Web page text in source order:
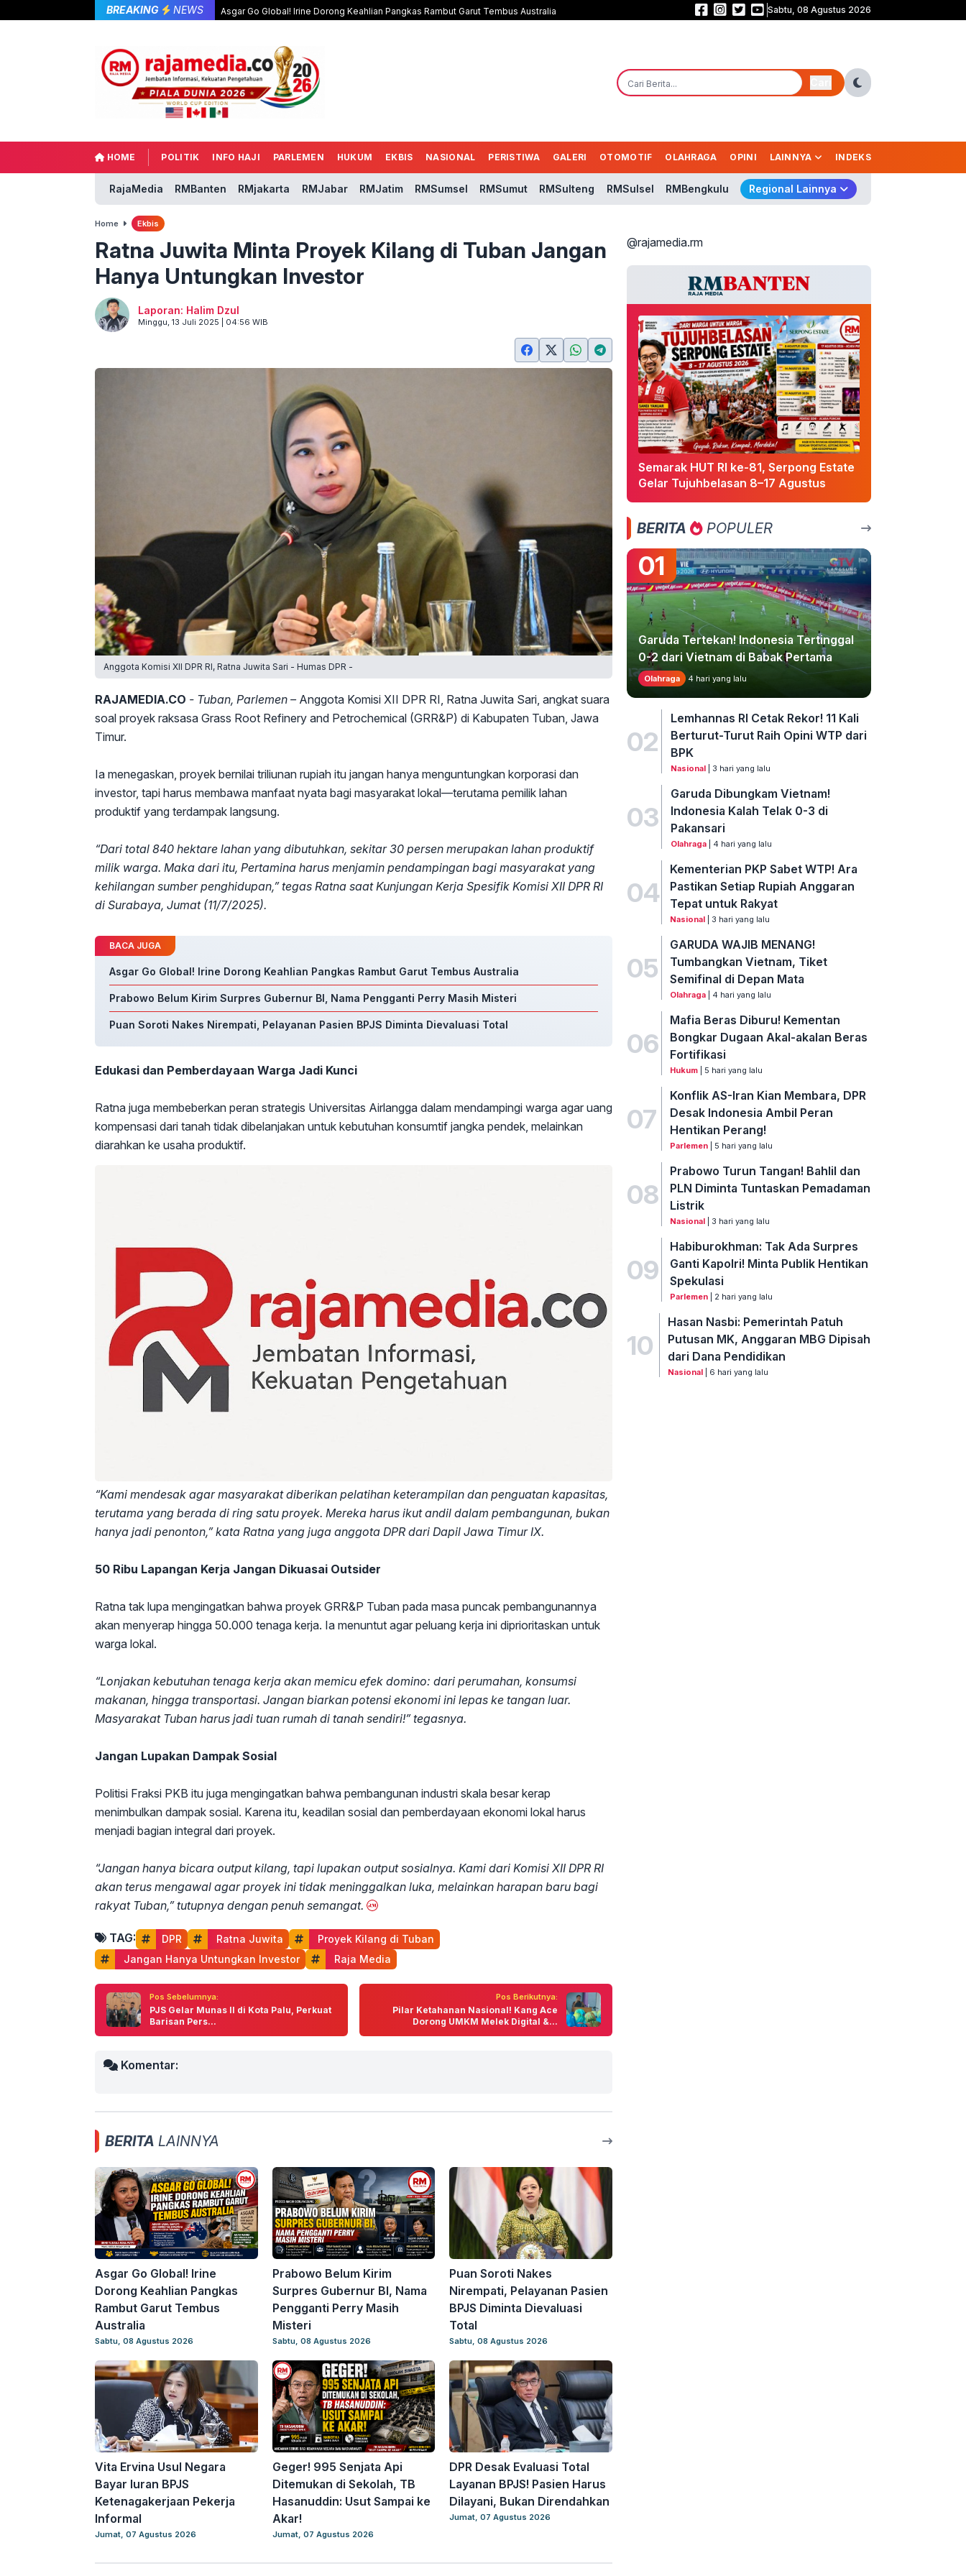
BREAKING NEWS Asgar Go Global! Irine Dorong Keahlian Pangkas Rambut Garut Tembus Australia Prabowo Belum Kirim Surpres Gubernur BI, Nama Pengganti Perry Masih
Sabtu, 08 Agustus 2026
HOME POLITIK INFO HAJI PARLEMEN HUKUM EKBIS NASIONAL PERISTIWA GALERI OTOMOTIF OLAHRAGA OPINI LAINNYA INDEKS
RajaMedia RMBanten RMjakarta RMJabar RMJatim RMSumsel RMSumut RMSulteng RMSulsel RMBengkulu Regional Lainnya
Home Ekbis
Ratna Juwita Minta Proyek Kilang di Tuban Jangan
Hanya Untungkan Investor
Laporan: Halim Dzul
Minggu, 13 Juli 2025 | 04:56 WIB
Anggota Komisi XII DPR RI, Ratna Juwita Sari - Humas DPR -
RAJAMEDIA.CO - Tuban, Parlemen –Anggota Komisi XII DPR RI, Ratna Juwita Sari, angkat suara
soal proyek raksasa Grass Root Refinery and Petrochemical (GRR&P) di Kabupaten Tuban, Jawa
Timur.
Ia menegaskan, proyek bernilai triliunan rupiah itu jangan hanya menguntungkan korporasi dan
investor, tapi harus membawa manfaat nyata bagi masyarakat lokal—terutama pemilik lahan
produktif yang terdampak langsung.
“Dari total 840 hektare lahan yang dibutuhkan, sekitar 30 persen merupakan lahan produktif
milik warga. Maka dari itu, Pertamina harus menjamin pendampingan bagi masyarakat yang
kehilangan sumber penghidupan,” tegas Ratna saat Kunjungan Kerja Spesifik Komisi XII DPR RI
di Surabaya, Jumat (11/7/2025).
BACA JUGA
Asgar Go Global! Irine Dorong Keahlian Pangkas Rambut Garut Tembus Australia
Prabowo Belum Kirim Surpres Gubernur BI, Nama Pengganti Perry Masih Misteri
Puan Soroti Nakes Nirempati, Pelayanan Pasien BPJS Diminta Dievaluasi Total
Edukasi dan Pemberdayaan Warga Jadi Kunci
Ratna juga membeberkan peran strategis Universitas Airlangga dalam mendampingi warga agar uang
kompensasi dari tanah tidak dibelanjakan untuk kebutuhan konsumtif jangka pendek, melainkan
diarahkan ke usaha produktif.
“Kami mendesak agar masyarakat diberikan pelatihan keterampilan dan penguatan kapasitas,
terutama yang berada di ring satu proyek. Mereka harus ikut andil dalam pembangunan, bukan
hanya jadi penonton,” kata Ratna yang juga anggota DPR dari Dapil Jawa Timur IX.
50 Ribu Lapangan Kerja Jangan Dikuasai Outsider
Ratna tak lupa mengingatkan bahwa proyek GRR&P Tuban pada masa puncak pembangunannya
akan menyerap hingga 50.000 tenaga kerja. Ia menuntut agar peluang kerja ini diprioritaskan untuk
warga lokal.
“Lonjakan kebutuhan tenaga kerja akan memicu efek domino: dari perumahan, konsumsi
makanan, hingga transportasi. Jangan biarkan potensi ekonomi ini lepas ke tangan luar.
Masyarakat Tuban harus jadi tuan rumah di tanah sendiri!” tegasnya.
Jangan Lupakan Dampak Sosial
Politisi Fraksi PKB itu juga mengingatkan bahwa pembangunan industri skala besar kerap
menimbulkan dampak sosial. Karena itu, keadilan sosial dan pemberdayaan ekonomi lokal harus
menjadi bagian integral dari proyek.
“Jangan hanya bicara output kilang, tapi lupakan output sosialnya. Kami dari Komisi XII DPR RI
akan terus mengawal agar proyek ini tidak meninggalkan luka, melainkan harapan baru bagi
rakyat Tuban,” tutupnya dengan penuh semangat.
TAG: DPR Ratna Juwita
Proyek Kilang di Tuban
Jangan Hanya Untungkan Investor
Raja Media
Pos Sebelumnya:
PJS Gelar Munas II di Kota Palu, Perkuat
Barisan Pers...
Pos Berikutnya:
Pilar Ketahanan Nasional! Kang Ace
Dorong UMKM Melek Digital &...
Komentar:
BERITA LAINNYA
Asgar Go Global! Irine
Dorong Keahlian Pangkas
Rambut Garut Tembus
Australia
Sabtu, 08 Agustus 2026
Prabowo Belum Kirim
Surpres Gubernur BI, Nama
Pengganti Perry Masih
Misteri
Sabtu, 08 Agustus 2026
Puan Soroti Nakes
Nirempati, Pelayanan Pasien
BPJS Diminta Dievaluasi
Total
Sabtu, 08 Agustus 2026
Vita Ervina Usul Negara
Bayar Iuran BPJS
Ketenagakerjaan Pekerja
Informal
Jumat, 07 Agustus 2026
Geger! 995 Senjata Api
Ditemukan di Sekolah, TB
Hasanuddin: Usut Sampai ke
Akar!
Jumat, 07 Agustus 2026
DPR Desak Evaluasi Total
Layanan BPJS! Pasien Harus
Dilayani, Bukan Direndahkan
Jumat, 07 Agustus 2026
@rajamedia.rm
Semarak HUT RI ke-81, Serpong Estate
Gelar Tujuhbelasan 8–17 Agustus
BERITA POPULER
01
Garuda Tertekan! Indonesia Tertinggal
0-2 dari Vietnam di Babak Pertama
Olahraga 4 hari yang lalu
02
Lemhannas RI Cetak Rekor! 11 Kali
Berturut-Turut Raih Opini WTP dari
BPK
Nasional| 3 hari yang lalu
03
Garuda Dibungkam Vietnam!
Indonesia Kalah Telak 0-3 di
Pakansari
Olahraga| 4 hari yang lalu
04
Kementerian PKP Sabet WTP! Ara
Pastikan Setiap Rupiah Anggaran
Tepat untuk Rakyat
Nasional | 3 hari yang lalu
05
GARUDA WAJIB MENANG!
Tumbangkan Vietnam, Tiket
Semifinal di Depan Mata
Olahraga | 4 hari yang lalu
06
Mafia Beras Diburu! Kementan
Bongkar Dugaan Akal-akalan Beras
Fortifikasi
Hukum | 5 hari yang lalu
07
Konflik AS-Iran Kian Membara, DPR
Desak Indonesia Ambil Peran
Hentikan Perang!
Parlemen | 5 hari yang lalu
08
Prabowo Turun Tangan! Bahlil dan
PLN Diminta Tuntaskan Pemadaman
Listrik
Nasional | 3 hari yang lalu
09
Habiburokhman: Tak Ada Surpres
Ganti Kapolri! Minta Publik Hentikan
Spekulasi
Parlemen | 2 hari yang lalu
10
Hasan Nasbi: Pemerintah Patuh
Putusan MK, Anggaran MBG Dipisah
dari Dana Pendidikan
Nasional | 6 hari yang lalu